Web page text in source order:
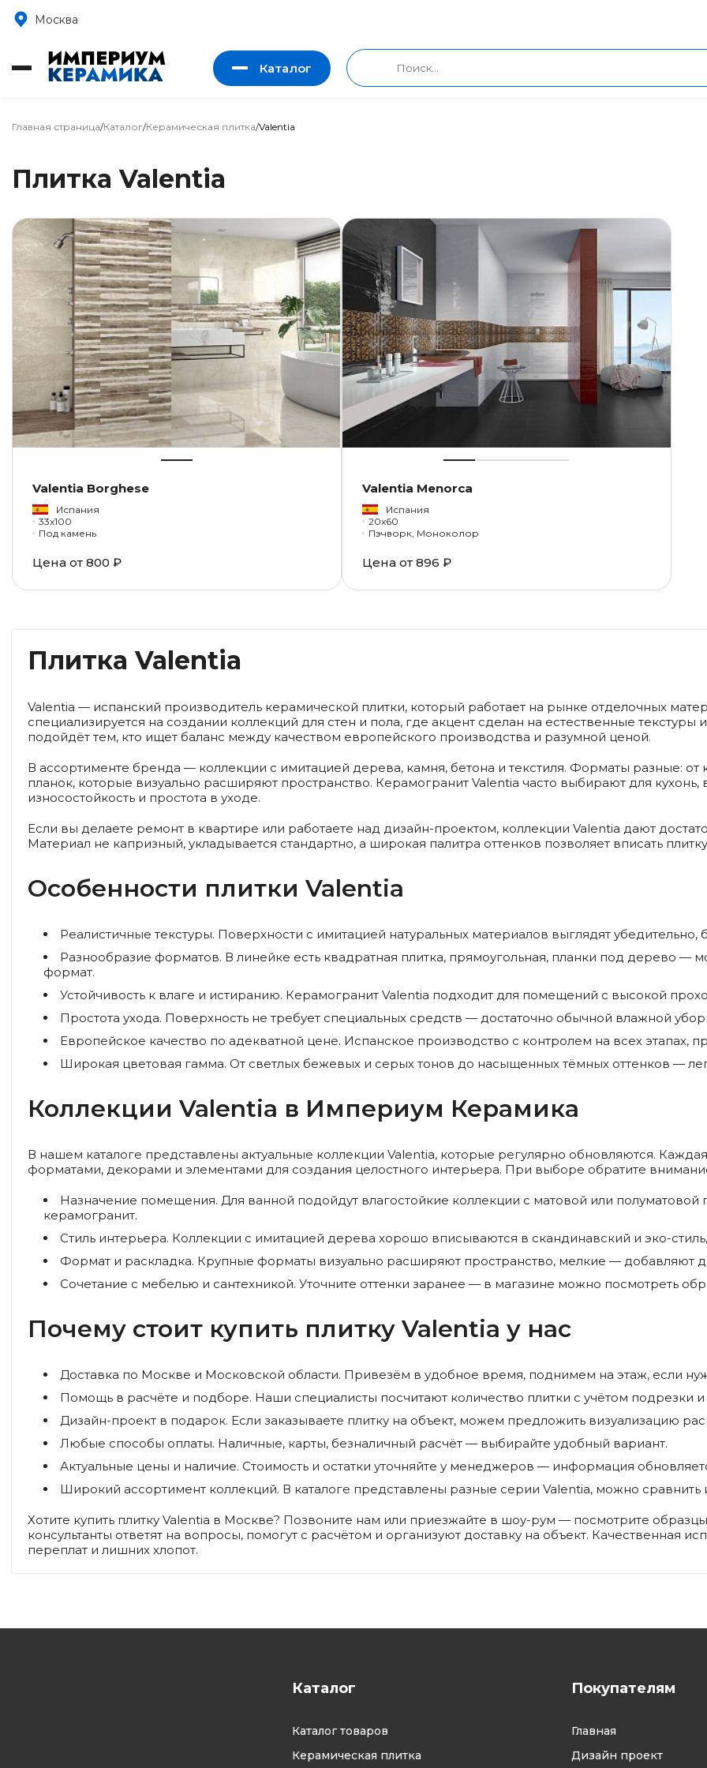
Москва
Каталог
Главная страница/Каталог/Керамическая плитка/Valentia
Плитка Valentia
Valentia Borghese
Испания
33x100
Под камень
Цена от 800 ₽
Valentia Menorca
Испания
20x60
Пэчворк, Моноколор
Цена от 896 ₽
Плитка Valentia
Valentia — испанский производитель керамической плитки, который работает на рынке отделочных
специализируется на создании коллекций для стен и пола, где акцент сделан на естественные
подойдёт тем, кто ищет баланс между качеством европейского производства и разумной ценой.
В ассортименте бренда — коллекции с имитацией дерева, камня, бетона и текстиля. Форматы разные: от
планок, которые визуально расширяют пространство. Керамогранит Valentia часто выбирают для
износостойкость и простота в уходе.
Если вы делаете ремонт в квартире или работаете над дизайн-проектом, коллекции Valentia дают
Материал не капризный, укладывается стандартно, а широкая палитра оттенков позволяет вписать
Особенности плитки Valentia
Реалистичные текстуры. Поверхности с имитацией натуральных материалов выглядят убедительно,
Разнообразие форматов. В линейке есть квадратная плитка, прямоугольная, планки под дерево —
формат.
Устойчивость к влаге и истиранию. Керамогранит Valentia подходит для помещений с высокой
Простота ухода. Поверхность не требует специальных средств — достаточно обычной влажной
Европейское качество по адекватной цене. Испанское производство с контролем на всех этапах,
Широкая цветовая гамма. От светлых бежевых и серых тонов до насыщенных тёмных оттенков —
Коллекции Valentia в Империум Керамика
В нашем каталоге представлены актуальные коллекции Valentia, которые регулярно обновляются.
форматами, декорами и элементами для создания целостного интерьера. При выборе обратите
Назначение помещения. Для ванной подойдут влагостойкие коллекции с матовой или
керамогранит.
Стиль интерьера. Коллекции с имитацией дерева хорошо вписываются в скандинавский и эко-
Формат и раскладка. Крупные форматы визуально расширяют пространство, мелкие — добавляют
Сочетание с мебелью и сантехникой. Уточните оттенки заранее — в магазине можно посмотреть
Почему стоит купить плитку Valentia у нас
Доставка по Москве и Московской области. Привезём в удобное время, поднимем на этаж, если
Помощь в расчёте и подборе. Наши специалисты посчитают количество плитки с учётом подрезки
Дизайн-проект в подарок. Если заказываете плитку на объект, можем предложить визуализацию
Любые способы оплаты. Наличные, карты, безналичный расчёт — выбирайте удобный вариант.
Актуальные цены и наличие. Стоимость и остатки уточняйте у менеджеров — информация
Широкий ассортимент коллекций. В каталоге представлены разные серии Valentia, можно сравнить
Хотите купить плитку Valentia в Москве? Позвоните нам или приезжайте в шоу-рум — посмотрите
консультанты ответят на вопросы, помогут с расчётом и организуют доставку на объект. Качественная
переплат и лишних хлопот.
Каталог
Каталог товаров
Керамическая плитка
Покупателям
Главная
Дизайн проект